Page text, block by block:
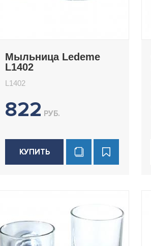
Мыльница Ledeme
L1402
L1402
822 РУБ.
КУПИТЬ